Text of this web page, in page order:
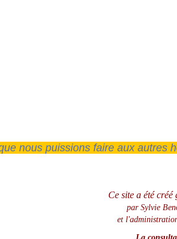
nous puissions faire aux autres
Ce site a été
par Sylvie
et